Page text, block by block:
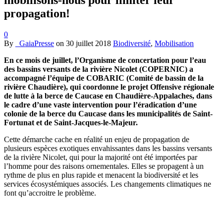
propagation!
0
By
_GaiaPresse on 30 juillet 2018 Biodiversité, Mobilisation
En ce mois de juillet, l’Organisme de concertation pour l’eau
des bassins versants de la rivière Nicolet (COPERNIC) a
accompagné l’équipe de COBARIC (Comité de bassin de la
rivière Chaudière), qui coordonne le projet Offensive régionale
de lutte à la berce de Caucase en Chaudière-Appalaches, dans
le cadre d’une vaste intervention pour l’éradication d’une
colonie de la berce du Caucase dans les municipalités de Saint-
Fortunat et de Saint-Jacques-le-Majeur.
Cette démarche cache en réalité un enjeu de propagation de
plusieurs espèces exotiques envahissantes dans les bassins versants
de la rivière Nicolet, qui pour la majorité ont été importées par
l’homme pour des raisons ornementales. Elles se propagent à un
rythme de plus en plus rapide et menacent la biodiversité et les
services écosystémiques associés. Les changements climatiques ne
font qu’accroitre le problème.